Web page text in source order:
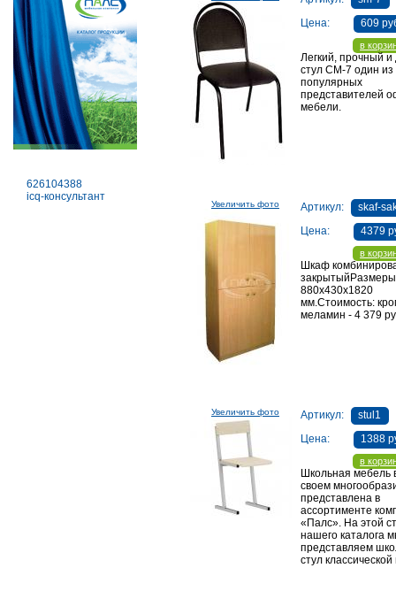
626104388
icq-консультант
Цена:
609
в
Легкий, прочный
стул СМ-7 один
популярных
представителей
мебели.
Увеличить фото Артикул:
skaf-
Цена:
4379
в
Шкаф
880х430х1820
мм.Стоимость:
меламин - 4 379
Увеличить фото Артикул:
stul1
Цена:
1388
в
Школьная мебель
своем
представлена в
ассортименте
«Палс». На этой
нашего каталога
представляем
стул